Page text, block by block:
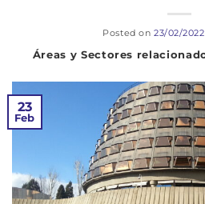
Posted on 23/02/2022
23
Feb